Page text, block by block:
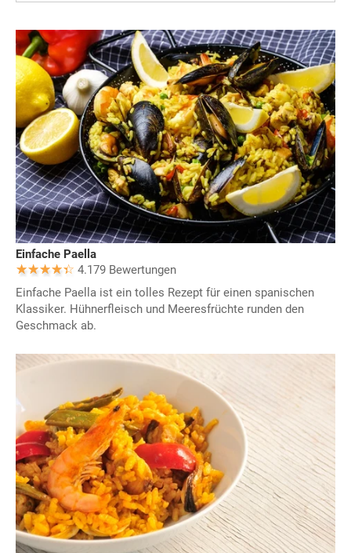
Einfache Paella
4.179 Bewertungen
Einfache Paella ist ein tolles Rezept für einen spanischen
Klassiker. Hühnerfleisch und Meeresfrüchte runden den
Geschmack ab.